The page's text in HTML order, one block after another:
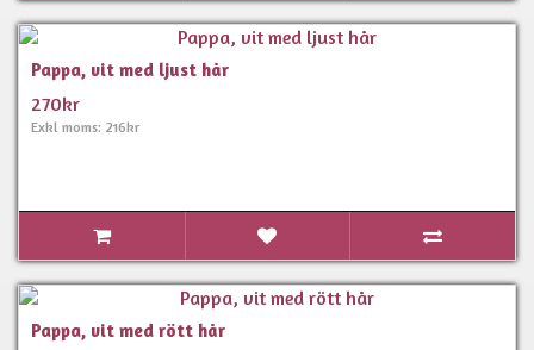
Pappa, vit med ljust hår
270kr
Exkl moms: 216kr
Pappa, vit med rött hår